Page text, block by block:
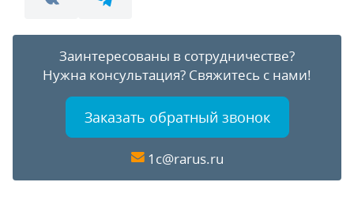
Заинтересованы в сотрудничестве?
Нужна консультация? Свяжитесь с нами!
Заказать обратный звонок
1c@rarus.ru